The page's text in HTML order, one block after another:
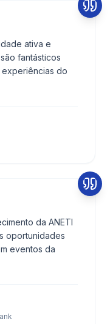
ativa e
fantásticos
experiências do
da ANETI
oportunidades
eventos da